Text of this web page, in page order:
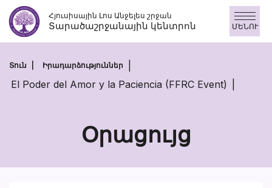
Skip
to
content
Հյուսիսային Լոս Անջելես շրջան
Տարածաշրջանային կենտրոն ՄԵՆՈՒ
Տուն Իրադարձություններ
El Poder del Amor y la Paciencia (FFRC Event)
Օրացույց